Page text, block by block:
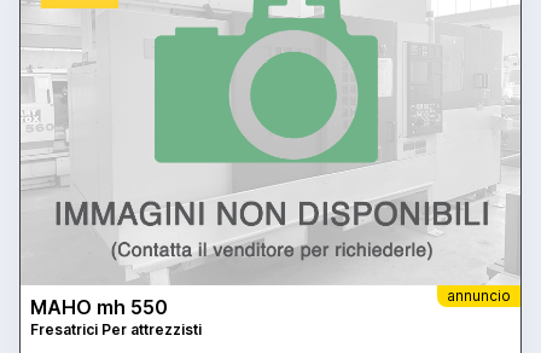
annuncio
MAHO mh 550
Fresatrici Per attrezzisti